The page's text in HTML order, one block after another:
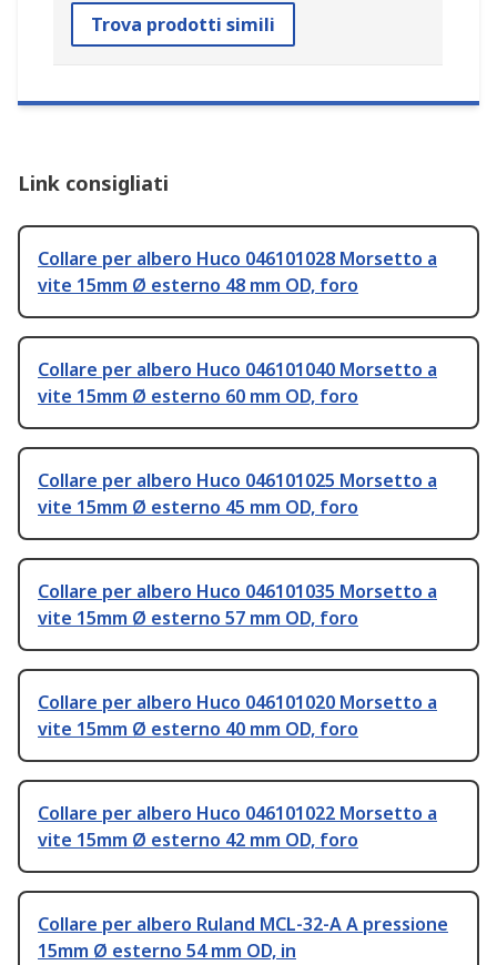
Trova prodotti simili
Link consigliati
Collare per albero Huco 046101028 Morsetto a
vite 15mm Ø esterno 48 mm OD, foro
Collare per albero Huco 046101040 Morsetto a
vite 15mm Ø esterno 60 mm OD, foro
Collare per albero Huco 046101025 Morsetto a
vite 15mm Ø esterno 45 mm OD, foro
Collare per albero Huco 046101035 Morsetto a
vite 15mm Ø esterno 57 mm OD, foro
Collare per albero Huco 046101020 Morsetto a
vite 15mm Ø esterno 40 mm OD, foro
Collare per albero Huco 046101022 Morsetto a
vite 15mm Ø esterno 42 mm OD, foro
Collare per albero Ruland MCL-32-A A pressione
15mm Ø esterno 54 mm OD, in